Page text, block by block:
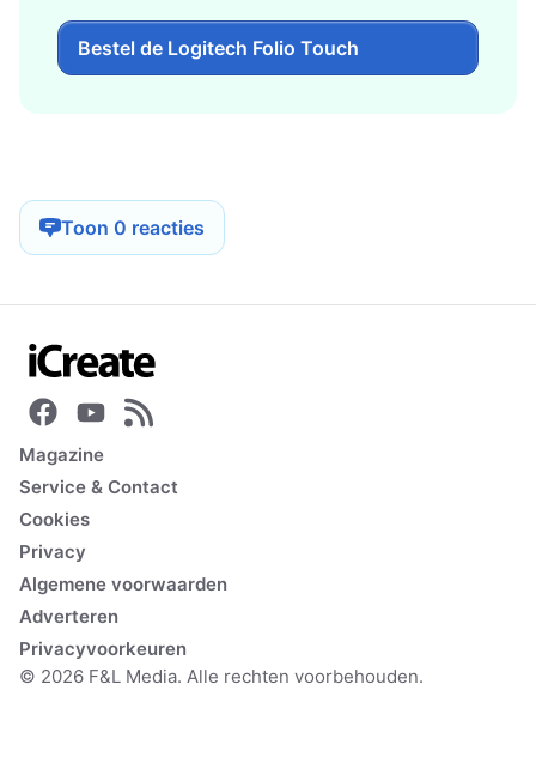
Bestel de Logitech Folio Touch
Toon 0 reacties
Magazine
Service & Contact
Cookies
Privacy
Algemene voorwaarden
Adverteren
Privacyvoorkeuren
© 2026 F&L Media. Alle rechten voorbehouden.